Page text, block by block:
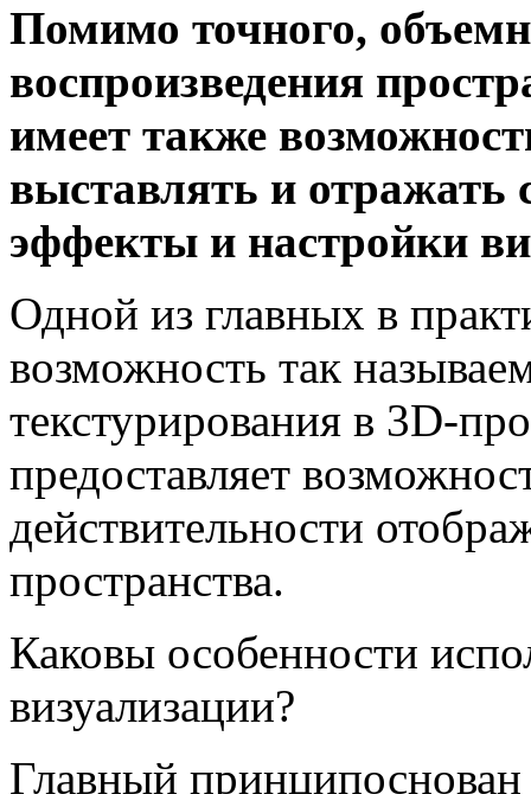
Помимо точного,
воспроизведения
имеет также
выставлять и отражать
эффекты и настройки
Одной из главных в
возможность так
текстурирования в 3D-
предоставляет
действительности
пространства.
Каковы особенности
визуализации?
Главный принципоснован